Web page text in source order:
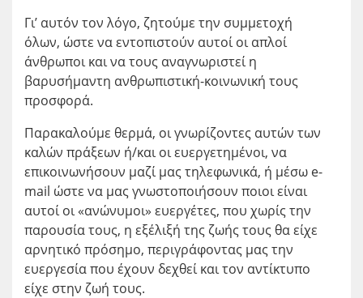
Γι’ αυτόν τον λόγο, ζητούμε την συμμετοχή
όλων, ώστε να εντοπιστούν αυτοί οι απλοί
άνθρωποι και να τους αναγνωριστεί η
βαρυσήμαντη ανθρωπιστική-κοινωνική τους
προσφορά.
Παρακαλούμε θερμά, οι γνωρίζοντες αυτών των
καλών πράξεων ή/και οι ευεργετημένοι, να
επικοινωνήσουν μαζί μας τηλεφωνικά, ή μέσω e-
mail ώστε να μας γνωστοποιήσουν ποιοι είναι
αυτοί οι «ανώνυμοι» ευεργέτες, που χωρίς την
παρουσία τους, η εξέλιξή της ζωής τους θα είχε
αρνητικό πρόσημο, περιγράφοντας μας την
ευεργεσία που έχουν δεχθεί και τον αντίκτυπο
είχε στην ζωή τους.